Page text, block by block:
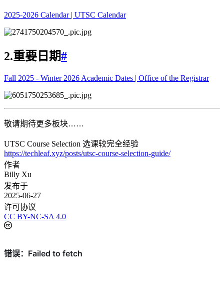
2025-2026 Calendar | UTSC Calendar
2.重要日期#
Fall 2025 - Winter 2026 Academic Dates | Office of the Registrar
敬请期待更多板块……
UTSC Course Selection 选课较完全经验
https://techleaf.xyz/posts/utsc-course-selection-guide/
作者
Billy Xu
发布于
2025-06-27
许可协议
CC BY-NC-SA 4.0